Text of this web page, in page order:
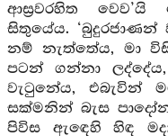
ආස්‍රවරහිත වෙව’යි
සිතුයේය.
නම් නැත්තේය, මා
පටන් ගන්නා
වැටුනේය, එබැවින්
සක්මනින් බැස
පිවිස ඇඳෙහි හිඳ